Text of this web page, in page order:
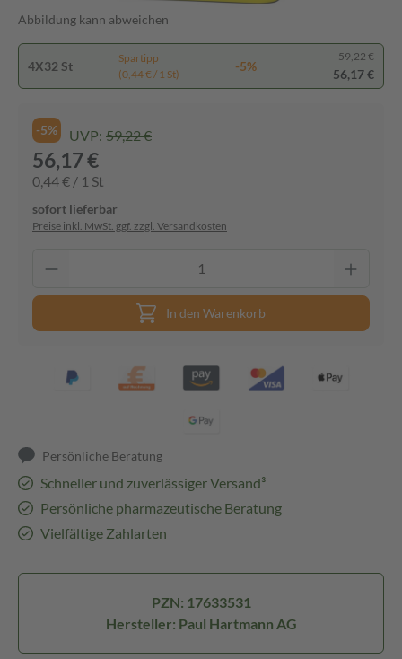
Abbildung kann abweichen
4X32 St
Spartipp
(0,44 € / 1 St)
-5%
59,22 €
56,17 €
-5% UVP: 59,22 €
56,17 €
0,44 € / 1 St
sofort lieferbar
Preise inkl. MwSt. ggf. zzgl. Versandkosten
In den Warenkorb
Persönliche Beratung
Schneller und zuverlässiger Versand³
Persönliche pharmazeutische Beratung
Vielfältige Zahlarten
PZN: 17633531
Hersteller: Paul Hartmann AG